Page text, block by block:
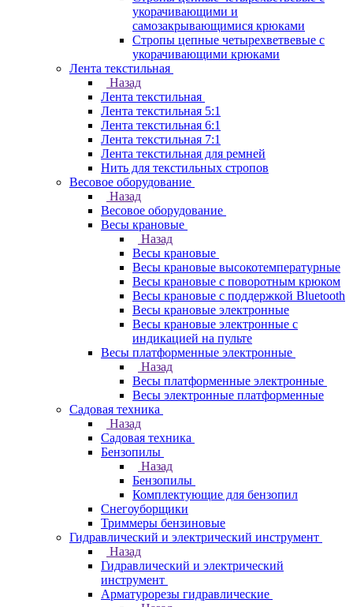
укорачивающими и
самозакрывающимися крюками
Стропы цепные четырехветвевые с
укорачивающими крюками
Лента текстильная
Назад
Лента текстильная
Лента текстильная 5:1
Лента текстильная 6:1
Лента текстильная 7:1
Лента текстильная для ремней
Нить для текстильных стропов
Весовое оборудование
Назад
Весовое оборудование
Весы крановые
Назад
Весы крановые
Весы крановые высокотемпературные
Весы крановые с поворотным крюком
Весы крановые с поддержкой Bluetooth
Весы крановые электронные
Весы крановые электронные с
индикацией на пульте
Весы платформенные электронные
Назад
Весы платформенные электронные
Весы электронные платформенные
Садовая техника
Назад
Садовая техника
Бензопилы
Назад
Бензопилы
Комплектующие для бензопил
Снегоуборщики
Триммеры бензиновые
Гидравлический и электрический инструмент
Назад
Гидравлический и электрический
инструмент
Арматурорезы гидравлические